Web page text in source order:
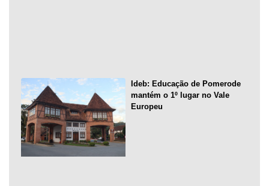
Ideb: Educação de Pomerode
mantém o 1º lugar no Vale
Europeu